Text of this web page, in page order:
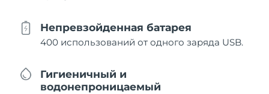
Непревзойденная батарея
400 использований от одного заряда USB.
Гигиеничный и
водонепроницаемый